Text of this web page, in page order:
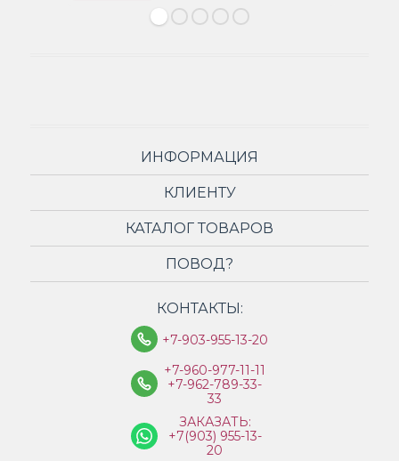
ИНФОРМАЦИЯ
КЛИЕНТУ
КАТАЛОГ ТОВАРОВ
ПОВОД?
КОНТАКТЫ:
+7-903-955-13-20
+7-960-977-11-11
+7-962-789-33-
33
ЗАКАЗАТЬ:
+7(903) 955-13-
20